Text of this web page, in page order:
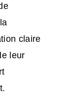
claire
leur